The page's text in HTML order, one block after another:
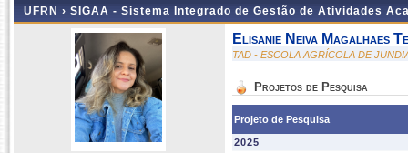
UFRN › SIGAA - Sistema Integrado de Gestão de Atividades
Elisanie Neiva Magalhaes
TAD - ESCOLA AGRÍCOLA DE
Projetos de Pesquisa
Projeto de Pesquisa
2025